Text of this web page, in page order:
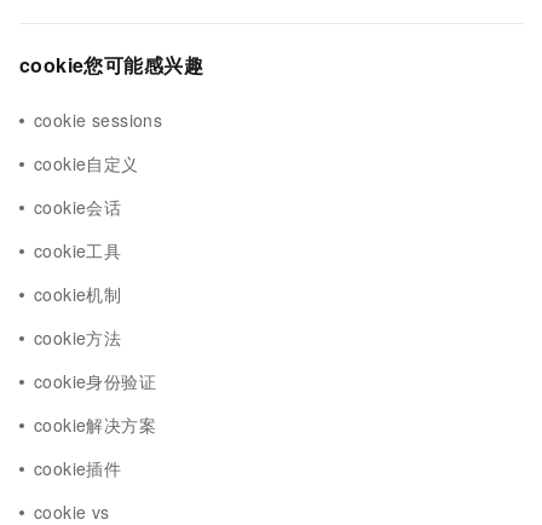
cookie您可能感兴趣
cookie sessions
cookie自定义
cookie会话
cookie工具
cookie机制
cookie方法
cookie身份验证
cookie解决方案
cookie插件
cookie vs